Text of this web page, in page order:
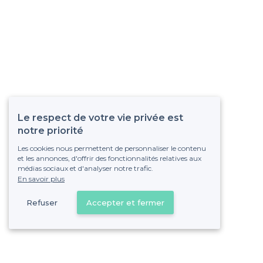
Le respect de votre vie privée est
notre priorité
Les cookies nous permettent de personnaliser le contenu
et les annonces, d'offrir des fonctionnalités relatives aux
médias sociaux et d'analyser notre trafic.
En savoir plus
Refuser Accepter et fermer